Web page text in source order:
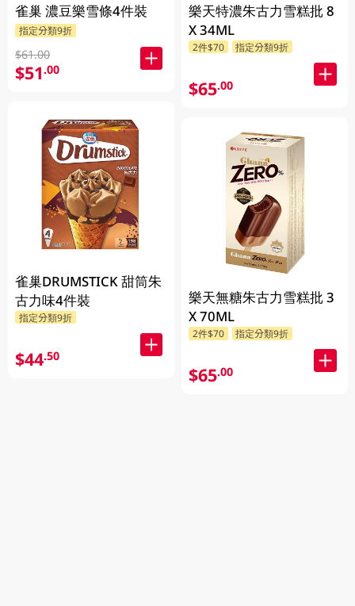
雀巢 濃豆樂雪條4件裝
指定分類9折
$61.00
$51.00
雀巢DRUMSTICK 甜筒朱
古力味4件裝
指定分類9折
$44.50
樂天特濃朱古力雪糕批 8
X 34ML
2件$70 指定分類9折
$65.00
樂天無糖朱古力雪糕批 3
X 70ML
2件$70 指定分類9折
$65.00